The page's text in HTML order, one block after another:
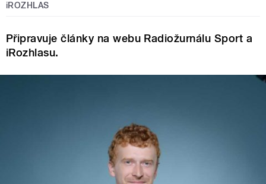
iROZHLAS
Připravuje články na webu Radiožurnálu Sport a
iRozhlasu.